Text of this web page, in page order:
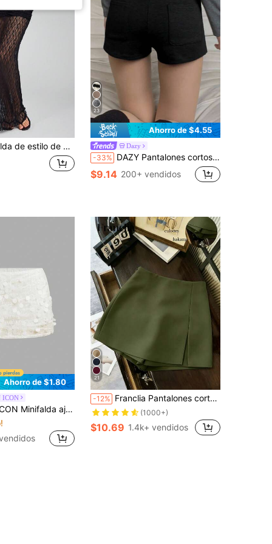
de encaje, estilo sexy de vacaciones en la playa, primavera/verano
23
Ahorro de $4.55
Dazy
-33% DAZY Pantalones cortos grises de cintura alta y elásticos para mujer, para otoño
$9.14 200+ vendidos
Ahorro de $1.80
ICON
de cintura baja con decoración de lentejuelas plateadas
21
-12% Franclia Pantalones cortos, falda, culottes, pantalones cortos de mujer, ropa casual de mujer para primavera/otoño, minifalda de mujer de tela suave y texturizada, de cintura alta y con abertura, de estilo casual y versátil
(1000+)
$10.69 1.4k+ vendidos